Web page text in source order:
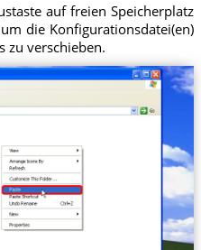
auf freien Speicherplatz
die Konfigurationsdatei(en)
zu verschieben.